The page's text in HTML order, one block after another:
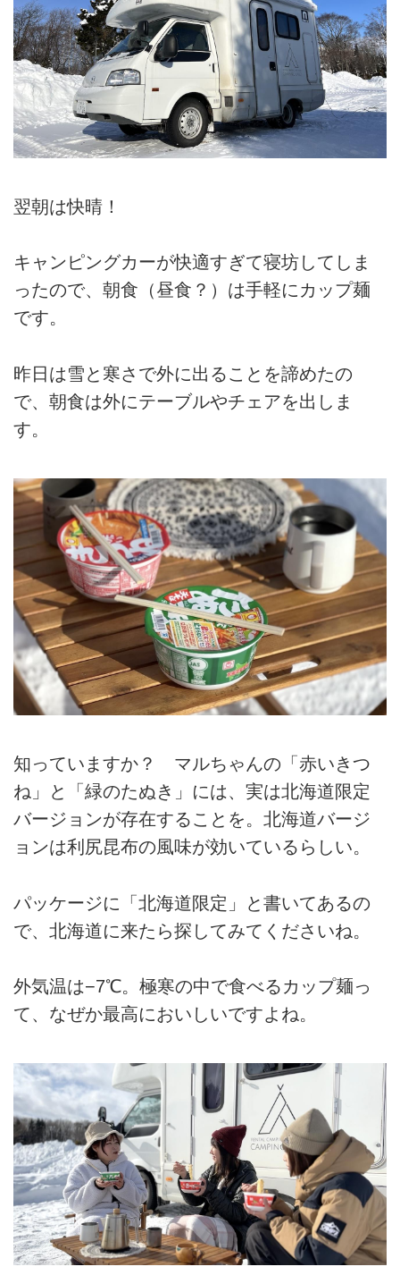
翌朝は快晴！
キャンピングカーが快適すぎて寝坊してしま
ったので、朝食（昼食？）は手軽にカップ麺
です。
昨日は雪と寒さで外に出ることを諦めたの
で、朝食は外にテーブルやチェアを出しま
す。
知っていますか？ マルちゃんの「赤いきつ
ね」と「緑のたぬき」には、実は北海道限定
バージョンが存在することを。北海道バージ
ョンは利尻昆布の風味が効いているらしい。
パッケージに「北海道限定」と書いてあるの
で、北海道に来たら探してみてくださいね。
外気温は−7℃。極寒の中で食べるカップ麺っ
て、なぜか最高においしいですよね。